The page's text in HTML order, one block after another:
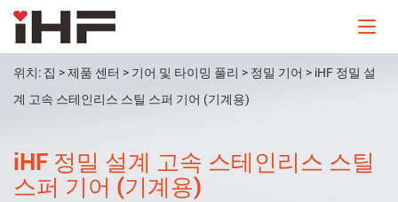
위치: 집 >제품 센터 > 기어 및 타이밍 풀리 > 정밀 기어 > iHF 정밀 설
계 고속 스테인리스 스틸 스퍼 기어 (기계용)
iHF 정밀 설계 고속 스테인리스 스틸
스퍼 기어 (기계용)